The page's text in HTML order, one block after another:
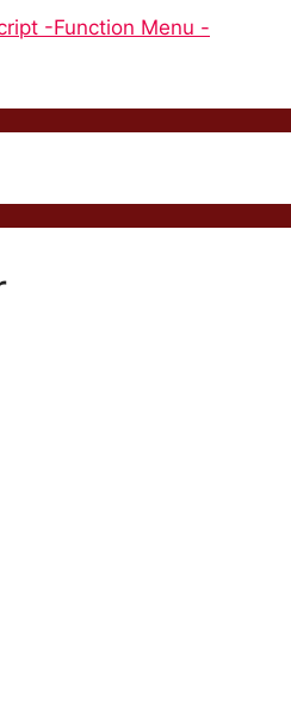
-Function Menu -